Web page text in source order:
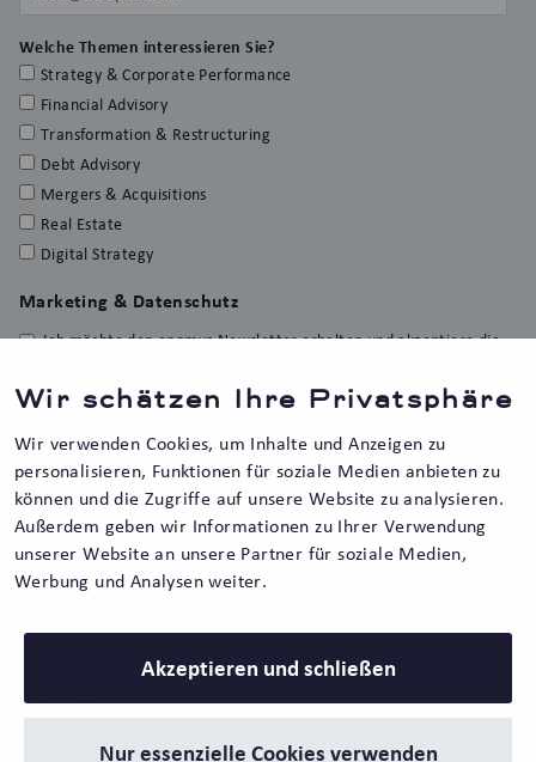
Wir schätzen Ihre Privatsphäre
Wir verwenden Cookies, um Inhalte und Anzeigen zu
personalisieren, Funktionen für soziale Medien anbieten zu
können und die Zugriffe auf unsere Website zu analysieren.
Außerdem geben wir Informationen zu Ihrer Verwendung
unserer Website an unsere Partner für soziale Medien,
Werbung und Analysen weiter.
Akzeptieren und schließen
Nur essenzielle Cookies verwenden
Welche Themen interessieren Sie?
Strategy & Corporate Performance
Financial Advisory
Transformation & Restructuring
Debt Advisory
Mergers & Acquisitions
Real Estate
Digital Strategy
Marketing & Datenschutz
Ich möchte den enomyc Newsletter erhalten und akzeptiere die
Sie können den Newsletter jederzeit über den Abbestellen-
Link in der Fußzeile jeder E-Mail oder per Mail an
kontakt@enomyc.com abbestellen. Unsere
Datenschutzbestimmungenkönnen Sie hier lesen.